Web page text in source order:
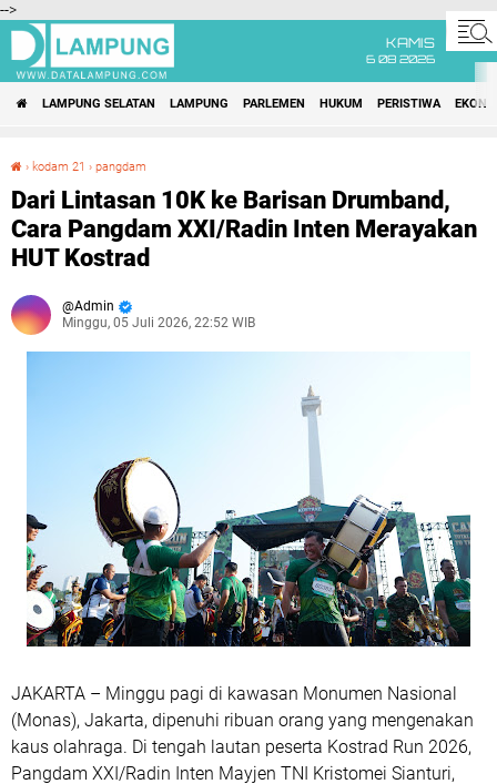
-->
KAMIS
6 08 2026
LAMPUNG SELATAN LAMPUNG PARLEMEN HUKUM PERISTIWA
› kodam 21 › pangdam
Dari Lintasan 10K ke Barisan Drumband,
Cara Pangdam XXI/Radin Inten Merayakan
HUT Kostrad
Admin
Minggu, 05 Juli 2026, 22:52 WIB
JAKARTA – Minggu pagi di kawasan Monumen Nasional
(Monas), Jakarta, dipenuhi ribuan orang yang mengenakan
kaus olahraga. Di tengah lautan peserta Kostrad Run 2026,
Pangdam XXI/Radin Inten Mayjen TNI Kristomei Sianturi,